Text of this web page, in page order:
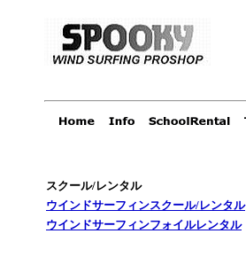
スクール/レンタル
ウインドサーフィンスクール/レンタル
ウインドサーフィンフォイルレンタル